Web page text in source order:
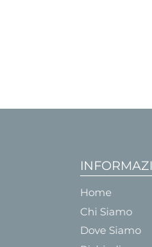
Home
Chi Siamo
Dove Siamo